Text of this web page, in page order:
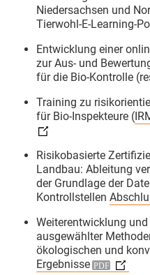
Universität Giessen
Herzigstand heute
engmaschige Bio-
im Mittelpunkt.
bildete der Vortrag
zuständigen
RP
und den Akteuren
Bio-Kontrollsystem.
​Danach gab es
Landwirtschaft
Verarbeitung und
hin zum
Niedersachsen und
Tierwohl-E-Learning-
Entwicklung einer
zur Aus- und
für die Bio-Kontrolle
Training zu
für Bio-Inspekteure (
Risikobasierte
Landbau: Ableitung
der Grundlage der
Kontrollstellen
Weiterentwicklung
ausgewählter
ökologischen und
Ergebnisse